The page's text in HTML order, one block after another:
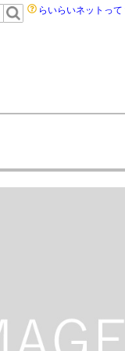
らいらいネットって